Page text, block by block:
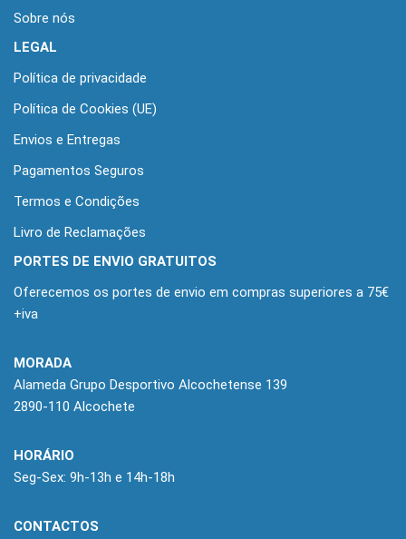
Sobre nós
LEGAL
Política de privacidade
Política de Cookies (UE)
Envios e Entregas
Pagamentos Seguros
Termos e Condições
Livro de Reclamações
PORTES DE ENVIO GRATUITOS
Oferecemos os portes de envio em compras superiores a 75€
+iva
MORADA
Alameda Grupo Desportivo Alcochetense 139
2890-110 Alcochete
HORÁRIO
Seg-Sex: 9h-13h e 14h-18h
CONTACTOS